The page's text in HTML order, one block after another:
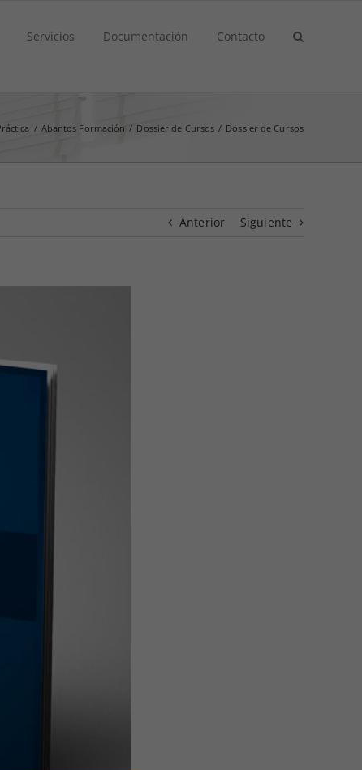
Servicios Documentación Contacto
/ Abantos Formación / Dossier de Cursos / Dossier de Cursos
Anterior Siguiente